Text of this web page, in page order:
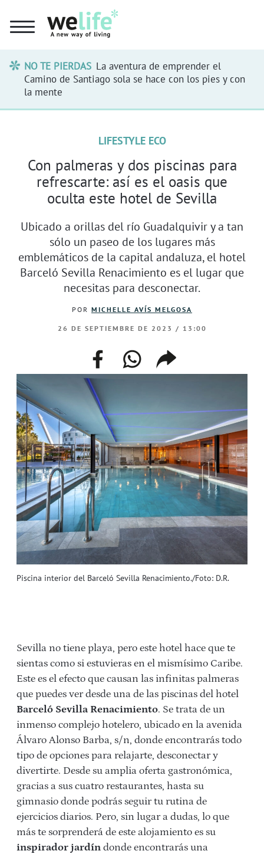
NO TE PIERDAS La aventura de emprender el
Camino de Santiago sola se hace con los pies y con
la mente
Piscina interior del Barceló Sevilla Renacimiento./Foto: D.R.
LIFESTYLE ECO
Con palmeras y dos piscinas para
refrescarte: así es el oasis que
oculta este hotel de Sevilla
Ubicado a orillas del río Guadalquivir y a tan
sólo un paseo de los lugares más
emblemáticos de la capital andaluza, el hotel
Barceló Sevilla Renacimiento es el lugar que
necesitas para desconectar.
POR MICHELLE AVÍS MELGOSA
26 DE SEPTIEMBRE DE 2023 / 13:00
facebookwhatsappcompartir
enlace
Sevilla no tiene playa, pero este hotel hace que te
sientas como si estuvieras en el mismísimo Caribe.
Este es el efecto que causan las infinitas palmeras
que puedes ver desde una de las piscinas del hotel
Barceló Sevilla Renacimiento. Se trata de un
inmenso complejo hotelero, ubicado en la avenida
Álvaro Alonso Barba, s/n, donde encontrarás todo
tipo de opciones para relajarte, desconectar y
divertirte. Desde su amplia oferta gastronómica,
gracias a sus cuatro restaurantes, hasta su
gimnasio donde podrás seguir tu rutina de
ejercicios diarios. Pero, sin lugar a dudas, lo que
más te sorprenderá de este alojamiento es su
inspirador jardín donde encontrarás una